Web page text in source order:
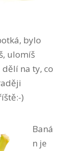
bylo
ulomíš
na ty, co
)
Baná
n je